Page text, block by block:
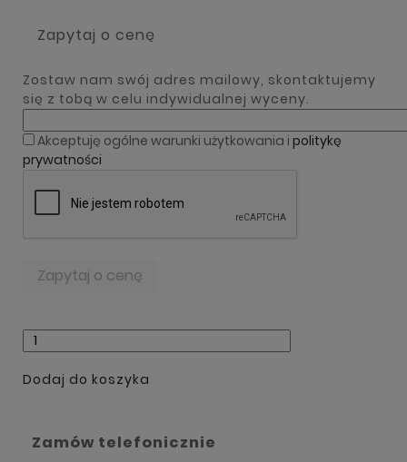
Zapytaj o cenę
Zostaw nam swój adres mailowy, skontaktujemy
się z tobą w celu indywidualnej wyceny.
Akceptuję ogólne warunki użytkowania i politykę
prywatności
Dodaj do koszyka
Zamów telefonicznie